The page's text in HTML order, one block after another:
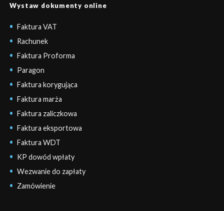
Wystaw dokumenty online
Faktura VAT
Rachunek
Faktura Proforma
Paragon
Faktura korygująca
Faktura marża
Faktura zaliczkowa
Faktura eksportowa
Faktura WDT
KP dowód wpłaty
Wezwanie do zapłaty
Zamówienie